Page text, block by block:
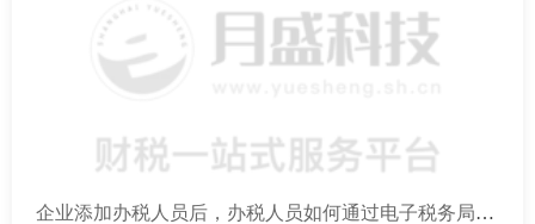
企业添加办税人员后，办税人员如何通过电子税务局进行确认授权？